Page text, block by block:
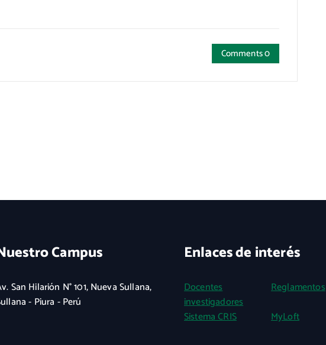
Comments 0
Campus
San Hilarión N° 101, Nueva Sullana,
- Piura - Perú
Enlaces de interés
Docentes
investigadores
Reglamentos
Sistema CRIS
MyLoft